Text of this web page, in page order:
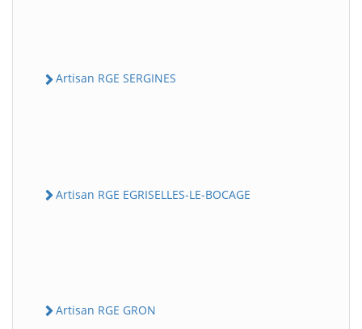
Artisan RGE SERGINES
Artisan RGE EGRISELLES-LE-BOCAGE
Artisan RGE GRON